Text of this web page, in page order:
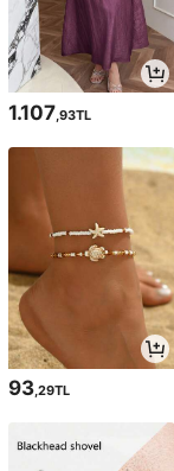
1.107 ,93TL
93,29TL